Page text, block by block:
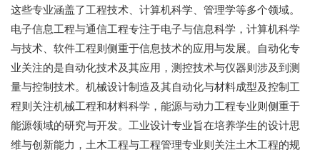
这些专业涵盖了工程技术、计算机科学、管理学等多个领域。
电子信息工程与通信工程专注于电子与信息科学，计算机科学
与技术、软件工程则侧重于信息技术的应用与发展。自动化专
业关注的是自动化技术及其应用，测控技术与仪器则涉及到测
量与控制技术。机械设计制造及其自动化与材料成型及控制工
程则关注机械工程和材料科学，能源与动力工程专业则侧重于
能源领域的研究与开发。工业设计专业旨在培养学生的设计思
维与创新能力，土木工程与工程管理专业则关注土木工程的规